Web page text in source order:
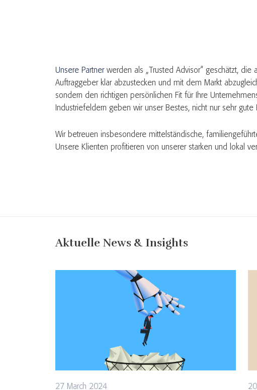
Unsere Partnerwerden als „Trusted Advisor“ geschätzt, die
Auftraggeber klar abzustecken und mit dem Markt
sondern den richtigen persönlichen Fit für Ihre
Industriefeldern geben wir unser Bestes, nicht nur sehr
Wir betreuen insbesondere mittelständische,
Unsere Klienten profitieren von unserer starken und lokal
Aktuelle News & Insights
27 March 2024